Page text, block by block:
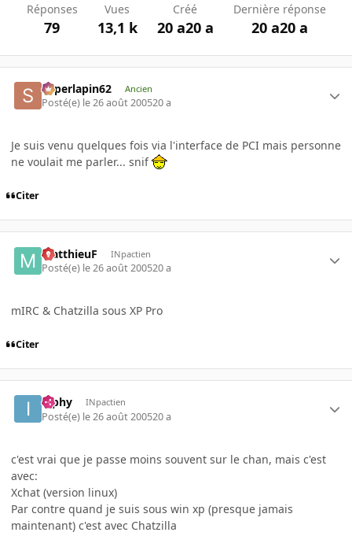
Réponses
79
Vues
13,1 k
Créé
20 a20 a
Dernière réponse
20 a20 a
superlapin62 Ancien
Posté(e) le 26 août 200520 a
Je suis venu quelques fois via l'interface de PCI mais personne
ne voulait me parler... snif
Citer
MatthieuF INpactien
Posté(e) le 26 août 200520 a
mIRC & Chatzilla sous XP Pro
Citer
ipphy INpactien
Posté(e) le 26 août 200520 a
c'est vrai que je passe moins souvent sur le chan, mais c'est
avec:
Xchat (version linux)
Par contre quand je suis sous win xp (presque jamais
maintenant) c'est avec Chatzilla